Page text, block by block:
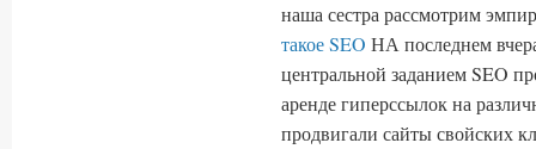
наша сестра рассмотрим
такое SEO НА последнем
центральной заданием SEO
аренде гиперссылок на
продвигали сайты свойских